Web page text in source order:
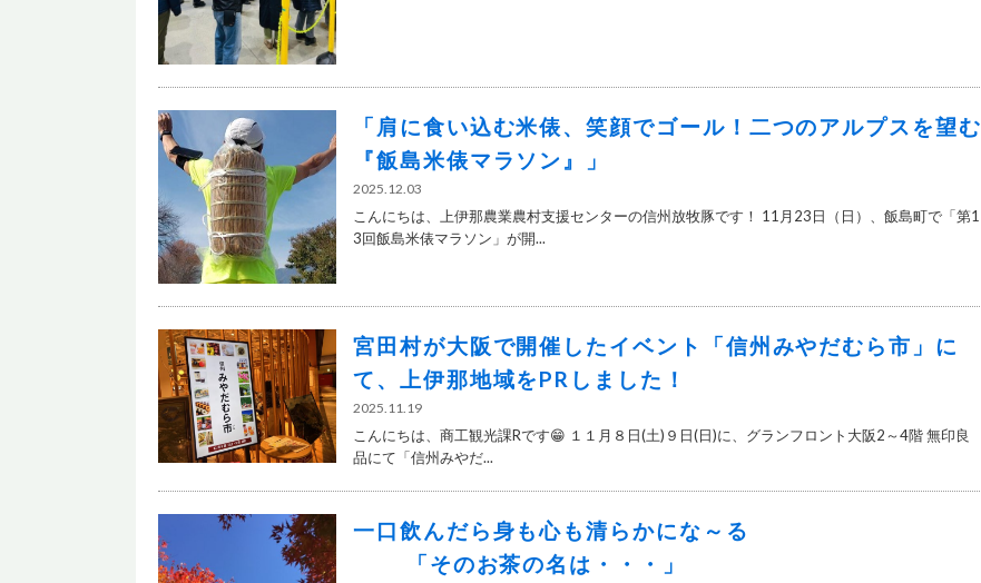
「肩に食い込む米俵、笑顔でゴール！二つのアルプスを望む
『飯島米俵マラソン』」
2025.12.03
こんにちは、上伊那農業農村支援センターの信州放牧豚です！ 11月23日（日）、飯島町で「第1
3回飯島米俵マラソン」が開...
宮田村が大阪で開催したイベント「信州みやだむら市」に
て、上伊那地域をPRしました！
2025.11.19
こんにちは、商工観光課Rです😁 １１月８日(土)９日(日)に、グランフロント大阪2～4階 無印良
品にて「信州みやだ...
一口飲んだら身も心も清らかにな～る
「そのお茶の名は・・・」